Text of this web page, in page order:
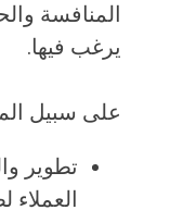
المنافسة
يرغب فيها.
على سبيل
تطوير